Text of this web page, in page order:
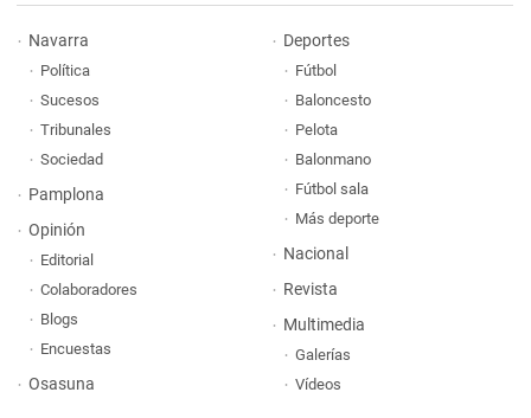
Navarra
Política
Sucesos
Tribunales
Sociedad
Pamplona
Opinión
Editorial
Colaboradores
Blogs
Encuestas
Osasuna
Deportes
Fútbol
Baloncesto
Pelota
Balonmano
Fútbol sala
Más deporte
Nacional
Revista
Multimedia
Galerías
Vídeos